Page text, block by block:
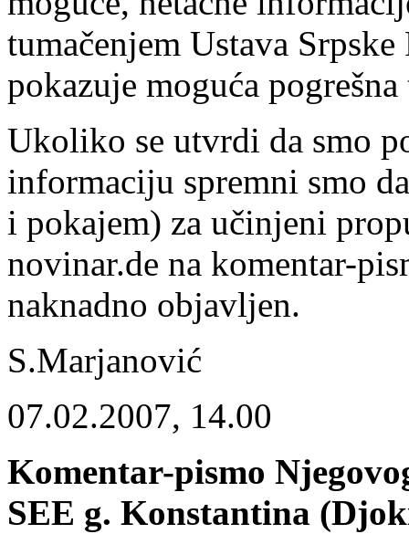
tumačenjem Ustava
pokazuje moguća
Ukoliko se utvrdi da smo
informaciju spremni smo
i pokajem) za učinjeni
novinar.de na komentar-
naknadno objavljen.
S.Marjanović
07.02.2007, 14.00
Komentar-pismo
SEE g. Konstantina